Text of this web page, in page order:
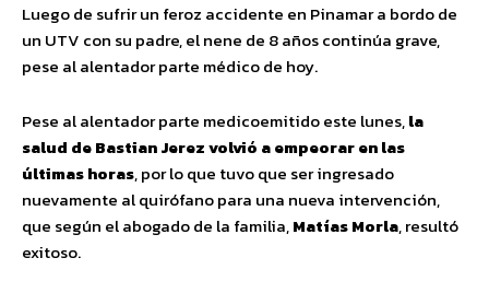
Luego de sufrir un feroz accidente en Pinamar a bordo de
un UTV con su padre, el nene de 8 años continúa grave,
pese al alentador parte médico de hoy.
Pese al alentador parte medicoemitido este lunes,la
salud de Bastian Jerez volvió a empeorar en las
últimas horas, por lo que tuvo que ser ingresado
nuevamente al quirófano para una nueva intervención,
que según el abogado de la familia,Matías Morla, resultó
exitoso.